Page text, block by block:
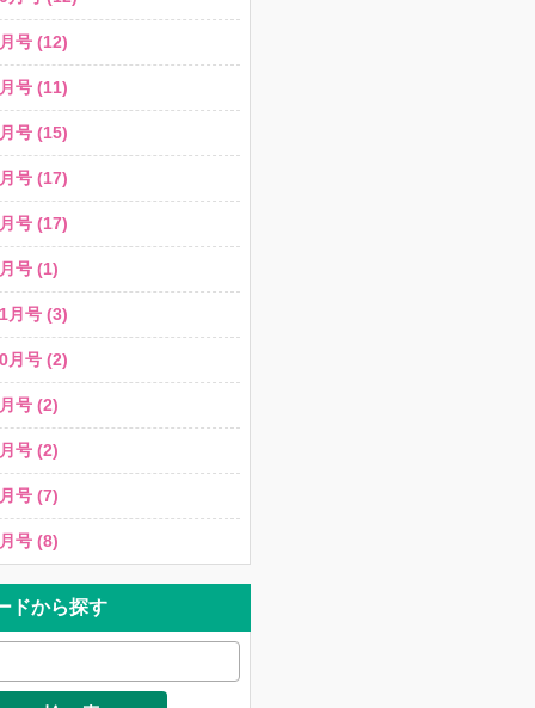
号 (12)
号 (11)
号 (15)
号 (17)
号 (17)
号 (1)
月号 (3)
月号 (2)
号 (2)
号 (2)
号 (7)
号 (8)
ドから探す